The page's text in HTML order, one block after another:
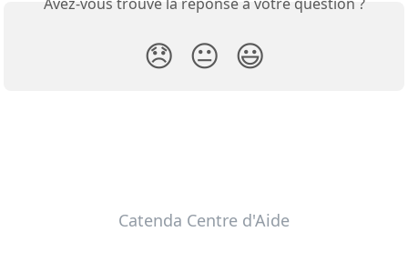
😞 😐 😃
Catenda Centre d'Aide